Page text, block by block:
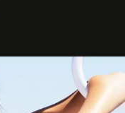
intemporelle.